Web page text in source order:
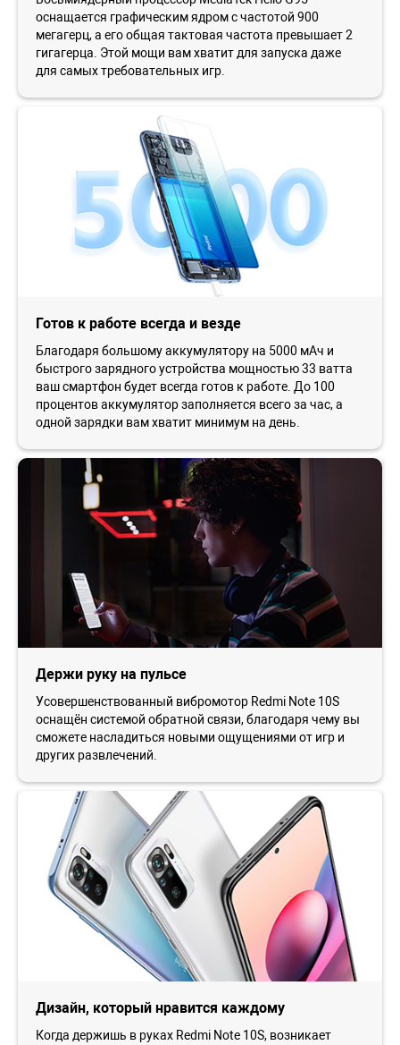
оснащается графическим ядром с частотой 900
мегагерц, а его общая тактовая частота превышает 2
гигагерца. Этой мощи вам хватит для запуска даже
для самых требовательных игр.
Готов к работе всегда и везде
Благодаря большому аккумулятору на 5000 мАч и
быстрого зарядного устройства мощностью 33 ватта
ваш смартфон будет всегда готов к работе. До 100
процентов аккумулятор заполняется всего за час, а
одной зарядки вам хватит минимум на день.
Держи руку на пульсе
Усовершенствованный вибромотор Redmi Note 10S
оснащён системой обратной связи, благодаря чему вы
сможете насладиться новыми ощущениями от игр и
других развлечений.
Дизайн, который нравится каждому
Когда держишь в руках Redmi Note 10S, возникает